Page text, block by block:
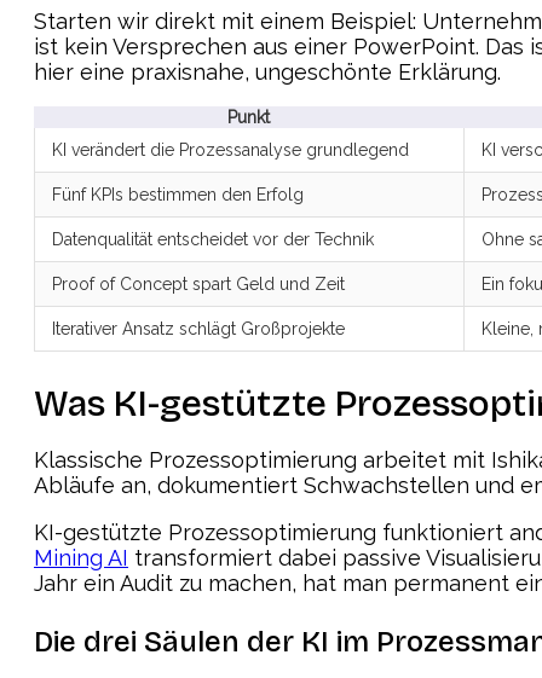
Starten wir direkt mit einem Beispiel:
ist kein Versprechen aus einer PowerPoint.
hier eine praxisnahe, ungeschönte Erklärung.
Punkt
KI verändert die Prozessanalyse grundlegend
KI
Fünf KPIs bestimmen den Erfolg
Datenqualität entscheidet vor der Technik Ohne
Proof of Concept spart Geld und Zeit Ein
Iterativer Ansatz schlägt Großprojekte Kleine,
Was KI-gestützte
Klassische Prozessoptimierung arbeitet mit
Abläufe an, dokumentiert Schwachstellen und
KI-gestützte Prozessoptimierung funktioniert
Mining AI transformiert dabei passive
Jahr ein Audit zu machen, hat man permanent
Die drei Säulen der KI im